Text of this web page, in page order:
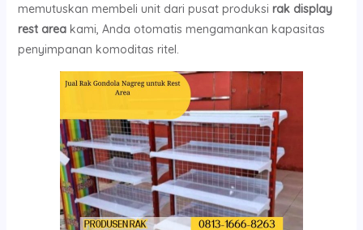
memutuskan membeli unit dari pusat produksi rak display
rest areakami, Anda otomatis mengamankan kapasitas
penyimpanan komoditas ritel.